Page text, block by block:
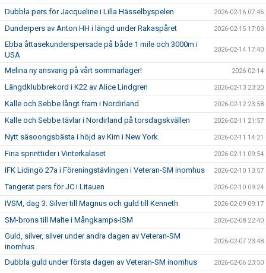
Dubbla pers för Jacqueline i Lilla Hässelbyspelen 2026-02-16 07:46
Dunderpers av Anton HH i längd under Rakaspåret 2026-02-15 17:03
Ebba åttasekunderspersade på både 1 mile och 3000m i
USA
2026-02-14 17:40
Melina ny ansvarig på vårt sommarläger! 2026-02-14
Längdklubbrekord i K22 av Alice Lindgren 2026-02-13 23:20
Kalle och Sebbe långt fram i Nordirland 2026-02-12 23:58
Kalle och Sebbe tävlar i Nordirland på torsdagskvällen 2026-02-11 21:57
Nytt säsoongsbästa i höjd av Kim i New York. 2026-02-11 14:21
Fina sprinttider i Vinterkalaset 2026-02-11 09:54
IFK Lidingö 27a i Föreningstävlingen i Veteran-SM inomhus 2026-02-10 13:57
Tangerat pers för JC i Litauen 2026-02-10 09:24
IVSM, dag 3: Silver till Magnus och guld till Kenneth 2026-02-09 09:17
SM-brons till Malte i Mångkamps-ISM 2026-02-08 22:40
Guld, silver, silver under andra dagen av Veteran-SM
inomhus
2026-02-07 23:48
Dubbla guld under första dagen av Veteran-SM inomhus 2026-02-06 23:50